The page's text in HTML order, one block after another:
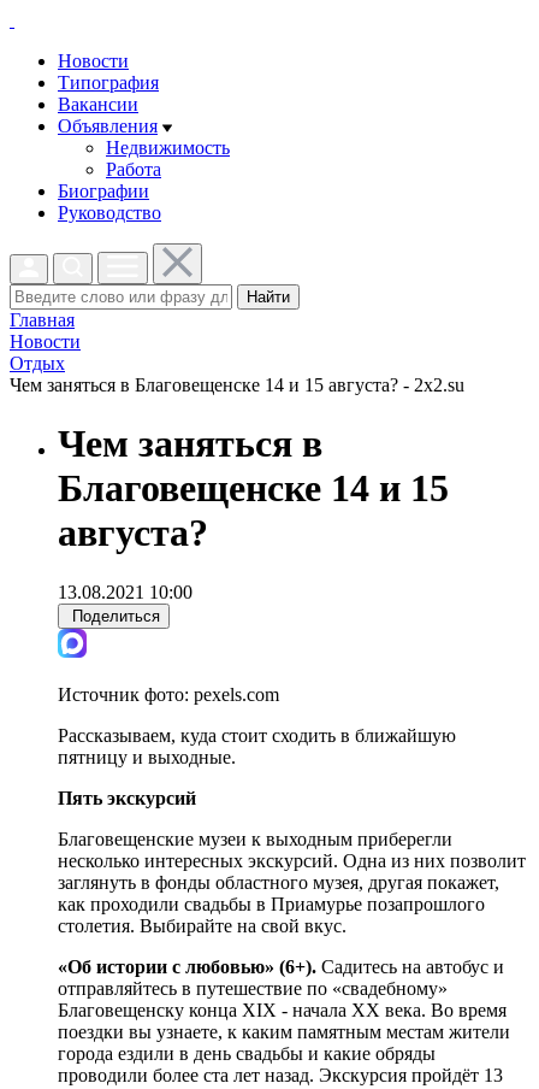
Новости
Типография
Вакансии
Объявления
Недвижимость
Работа
Биографии
Руководство
Найти
Главная
Новости
Отдых
Чем заняться в Благовещенске 14 и 15 августа? - 2x2.su
Чем заняться в
Благовещенске 14 и 15
августа?
13.08.2021 10:00
Поделиться
Источник фото: pexels.com
Рассказываем, куда стоит сходить в ближайшую
пятницу и выходные.
Пять экскурсий
Благовещенские музеи к выходным приберегли
несколько интересных экскурсий. Одна из них позволит
заглянуть в фонды областного музея, другая покажет,
как проходили свадьбы в Приамурье позапрошлого
столетия. Выбирайте на свой вкус.
«Об истории с любовью» (6+). Садитесь на автобус и
отправляйтесь в путешествие по «свадебному»
Благовещенску конца XIX - начала XX века. Во время
поездки вы узнаете, к каким памятным местам жители
города ездили в день свадьбы и какие обряды
проводили более ста лет назад. Экскурсия пройдёт 13